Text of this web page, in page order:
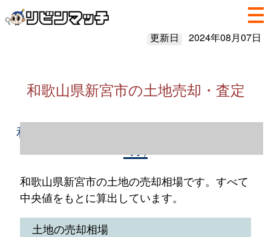
更新日 2024年08月07日
和歌山県新宮市の土地売却・査定
和歌山県新宮市の土地売却情報（2023年1～
和歌山県新宮市の土地の売却相場です。すべて
中央値をもとに算出しています。
土地の売却相場